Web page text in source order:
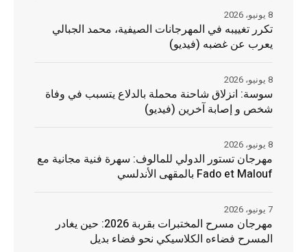
تكرر تغييبه في المهرجانات الصيفية، محمد الجبالي
يعرب عن غضبه (فيديو)
8 يونيو، 2026
سوسة: انزلاق شاحنة محملة بالدلاع يتسبب في وفاة
شخص و إصابة آخرين (فيديو)
8 يونيو، 2026
مهرجان تستور الدولي للمالوف: سهرة فنية مجانية مع
Fado et Malouf بالمقهى الأندلسي
8 يونيو، 2026
مهرجان مسرح المختبرات بقربة 2026: حين يغادر
المسرح فضاءه الكلاسيكي نحو فضاء بديل
7 يونيو، 2026